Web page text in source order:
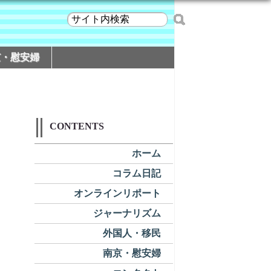
慰安婦
CONTENTS
ホーム
コラム日記
オンラインリポート
ジャーナリズム
外国人・移民
南京・慰安婦